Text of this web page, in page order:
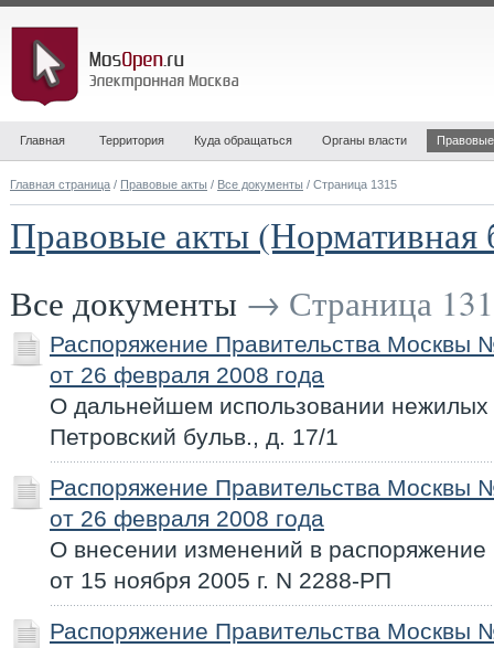
Главная Территория Куда обращаться Органы власти
Главная страница / Правовые акты / Все документы / Страница 1315
Правовые акты (Нормативная
Все документы → Страница
Распоряжение Правительства Москвы
от 26 февраля 2008 года
О дальнейшем использовании
Петровский бульв., д. 17/1
Распоряжение Правительства Москвы
от 26 февраля 2008 года
О внесении изменений в
от 15 ноября 2005 г. N 2288-РП
Распоряжение Правительства Москвы